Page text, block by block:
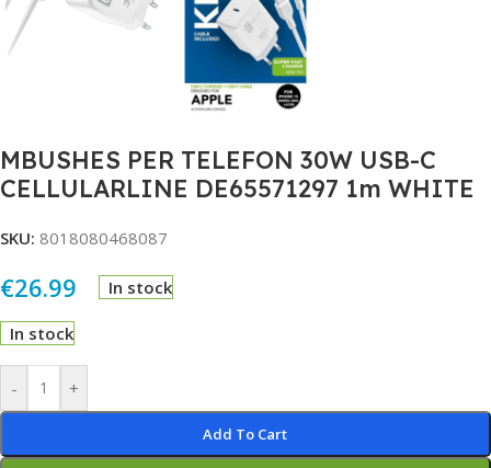
MBUSHES PER TELEFON 30W USB-C
CELLULARLINE DE65571297 1m WHITE
SKU: 8018080468087
€26.99 In stock
In stock
- +
Add To Cart
Alternative: